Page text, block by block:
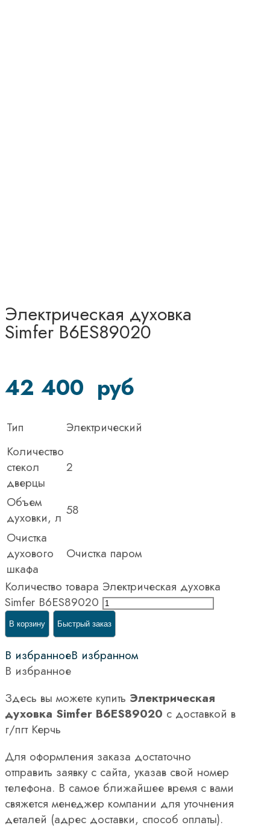
Электрическая духовка
Simfer B6ES89020
42 400 руб
Тип
Электрический
Количество
стекол
дверцы
2
Объем
духовки, л 58
Очистка
духового
шкафа
Очистка паром
Количество товара Электрическая духовка
Simfer B6ES89020
В корзину Быстрый заказ
В избранноеВ избранном
В избранное
Здесь вы можете купить Электрическая
духовка Simfer B6ES89020 с доставкой в
г/пгт Керчь
Для оформления заказа достаточно
отправить заявку с сайта, указав свой номер
телефона. В самое ближайшее время с вами
свяжется менеджер компании для уточнения
деталей (адрес доставки, способ оплаты).